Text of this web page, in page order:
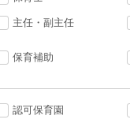
主任・副主任
保育補助
認可保育園